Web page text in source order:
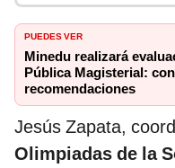
PUEDES VER
Minedu realizará
Pública Magisterial:
recomendaciones
Jesús Zapata,
Olimpiadas de la